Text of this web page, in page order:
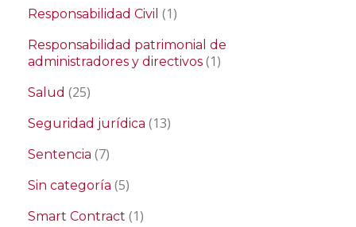
Responsabilidad Civil (1)
Responsabilidad patrimonial de
administradores y directivos (1)
Salud (25)
Seguridad jurídica (13)
Sentencia (7)
Sin categoría (5)
Smart Contract (1)